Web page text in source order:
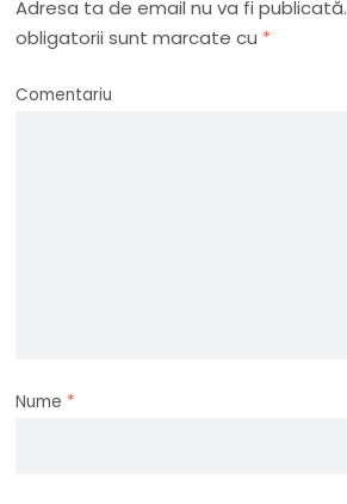
Adresa ta de email nu va fi publicată.
obligatorii sunt marcate cu *
Comentariu
Nume *